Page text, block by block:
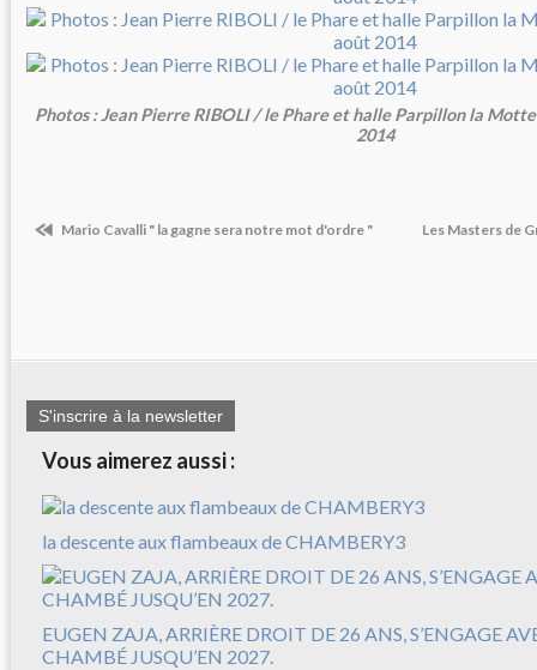
Photos : Jean Pierre RIBOLI / le Phare et halle Parpillon la
2014
Mario Cavalli " la gagne sera notre mot d'ordre " Les Masters de
S'inscrire à la newsletter
Vous aimerez aussi :
la descente aux flambeaux de CHAMBERY3
EUGEN ZAJA, ARRIÈRE DROIT DE 26 ANS, S’ENGAGE
CHAMBÉ JUSQU’EN 2027.